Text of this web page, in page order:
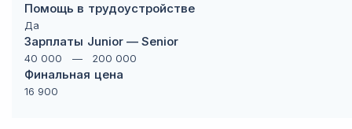
Помощь в трудоустройстве
Да
Зарплаты Junior — Senior
40 000 — 200 000
Финальная цена
16 900